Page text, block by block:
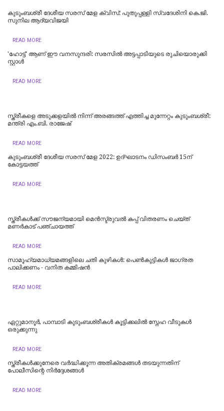
കുടുംബശ്രീ ദേശീയ സരസ് മേള ക്വിസ്: പുതുപ്പള്ളി സ്വദേശിനി കെ.ജി.
സുനില ആദ്യവിജയി
READ MORE
'ഹോട്ട്' ആണ് ഈ വനസുന്ദരി: സരസിൽ അട്ടപ്പാടിയുടെ രുചിയൊരുക്കി
സ്റ്റാൾ
READ MORE
സ്ത്രീകളെ അടുക്കളയിൽ നിന്ന് അരങ്ങത്ത് എത്തിച്ച മുന്നേറ്റം കുടുംബശ്രീ:
മന്ത്രി എം.ബി. രാജേഷ്
READ MORE
കുടുംബശ്രീ ദേശീയ സരസ് മേള 2022: ഉദ്ഘാടനം ഡിസംബര്‍ 15ന്
കോട്ടയത്ത്
READ MORE
സ്ത്രീകൾക്ക് സൗജന്യമായി മെൻസ്ട്രുവൽ കപ്പ് വിതരണം ചെയ്ത്
മണർകാട് പഞ്ചായത്ത്
READ MORE
സാമൂഹ്യമാധ്യമങ്ങളിലെ ചതി കുഴികള്‍: പെണ്‍കുട്ടികള്‍ ജാഗ്രത
പാലിക്കണം - വനിത കമ്മിഷന്‍
READ MORE
ഏറ്റുമാനൂർ, പാമ്പാടി കുടുംബശ്രീകൾ കൂട്ടിക്കലിൽ സ്നേഹ വീടുകൾ
ഒരുക്കുന്നു
READ MORE
സ്ത്രീകൾക്കുനേരെ വർദ്ധിക്കൂന്ന അതിക്രമങ്ങൾ തടയുന്നതിന്
പോലീസിന്റെ നിർദ്ദേശങ്ങൾ
READ MORE